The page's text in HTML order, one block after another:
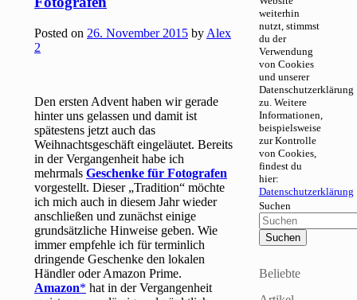
Posted on 26. November 2015 by Alex
2
Den ersten Advent haben wir gerade
hinter uns gelassen und damit ist
spätestens jetzt auch das
Weihnachtsgeschäft eingeläutet. Bereits
in der Vergangenheit habe ich
mehrmalsGeschenke für Fotografen
vorgestellt. Dieser „Tradition“ möchte
ich mich auch in diesem Jahr wieder
anschließen und zunächst einige
grundsätzliche Hinweise geben. Wie
immer empfehle ich für terminlich
dringende Geschenke den lokalen
Händler oder Amazon Prime.
Amazon
hat in der Vergangenheit
weiterhin
nutzt, stimmst
du der
Verwendung
von Cookies
und unserer
Datenschutzerklärung
zu. Weitere
Informationen,
beispielsweise
zur Kontrolle
von Cookies,
findest du
hier:
Datenschutzerklärung
Suchen
Beliebte